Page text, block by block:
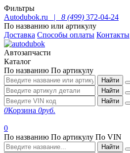
Фильтры
Autodubok.ru |
8 (499) 372-04-24
По названию или артикулу
Доставка Способы оплаты Контакты
Автозапчасти
Каталог
По названию По артикулу
Найти
Найти
Найти
0Корзина 0руб.
0
По названию По артикулу По VIN
Найти